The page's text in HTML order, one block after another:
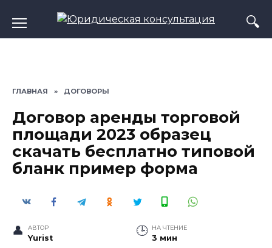
содержанию
ГЛАВНАЯ » ДОГОВОРЫ
Договор аренды торговой
площади 2023 образец
скачать бесплатно типовой
бланк пример форма
АВТОР
Yurist
НА ЧТЕНИЕ
3 мин